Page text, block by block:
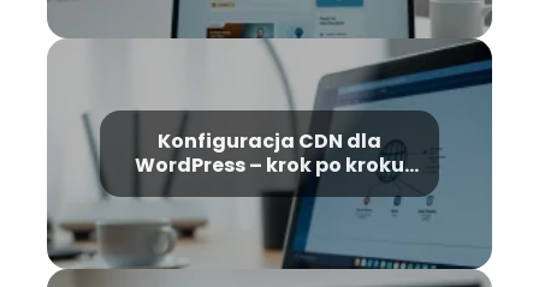
Konfiguracja CDN dla
WordPress – krok po kroku
dla początkujących